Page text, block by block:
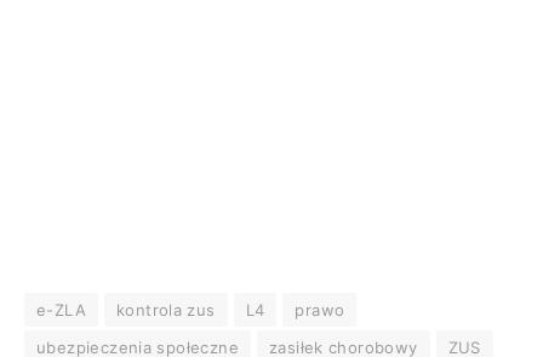
e-ZLA kontrola zus L4
prawo
ubezpieczenia społeczne
zasiłek chorobowy ZUS